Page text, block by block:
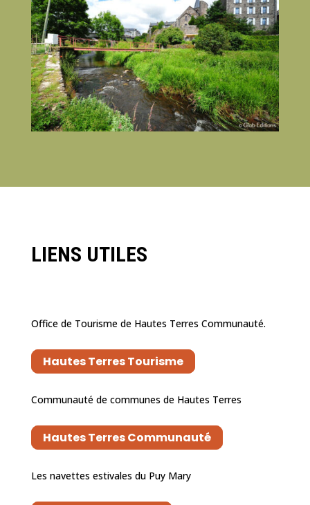
LIENS UTILES
Office de Tourisme de Hautes Terres Communauté.
Hautes Terres Tourisme
Communauté de communes de Hautes Terres
Hautes Terres Communauté
Les navettes estivales du Puy Mary